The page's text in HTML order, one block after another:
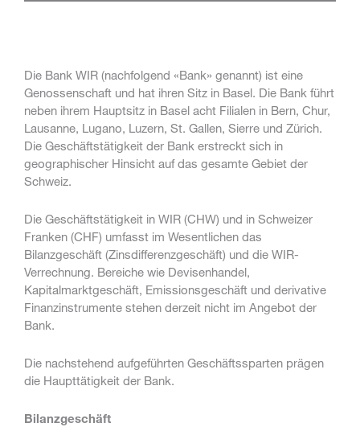
Die Bank WIR (nachfolgend «Bank» genannt) ist eine
Genossenschaft und hat ihren Sitz in Basel. Die Bank führt
neben ihrem Hauptsitz in Basel acht Filialen in Bern, Chur,
Lausanne, Lugano, Luzern, St. Gallen, Sierre und Zürich.
Die Geschäftstätigkeit der Bank erstreckt sich in
geographischer Hinsicht auf das gesamte Gebiet der
Schweiz.
Die Geschäftstätigkeit in WIR (CHW) und in Schweizer
Franken (CHF) umfasst im Wesentlichen das
Bilanzgeschäft (Zinsdifferenzgeschäft) und die WIR-
Verrechnung. Bereiche wie Devisenhandel,
Kapitalmarktgeschäft, Emissionsgeschäft und derivative
Finanzinstrumente stehen derzeit nicht im Angebot der
Bank.
Die nachstehend aufgeführten Geschäftssparten prägen
die Haupttätigkeit der Bank.
Bilanzgeschäft